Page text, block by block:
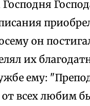
он
их
ему:
всех любим